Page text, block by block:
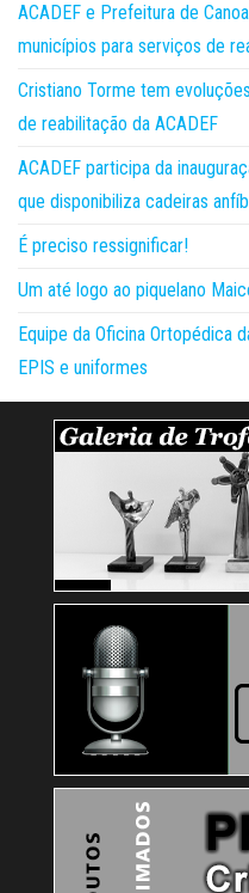
ACADEF e Prefeitura de
municípios para serviços de
Cristiano Torme tem
de reabilitação da ACADEF
ACADEF participa da
que disponibiliza cadeiras
É preciso ressignificar!
Um até logo ao piquelano
Equipe da Oficina Ortopédica
EPIS e uniformes